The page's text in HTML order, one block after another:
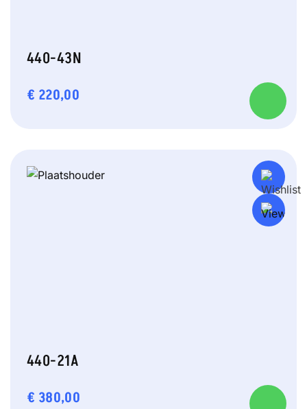
440-43N
€ 220,00
440-21A
€ 380,00